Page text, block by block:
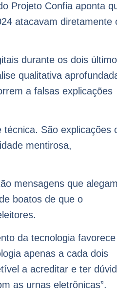
Projeto Confia aponta
atacavam diretamente
durante os dois
qualitativa
a falsas explicações
São explicações
mentirosa,
mensagens que alegam
boatos de que o
da tecnologia
apenas a cada dois
a acreditar e ter
as urnas eletrônicas”.